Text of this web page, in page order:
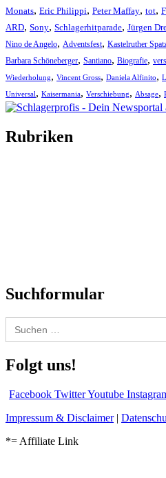
Monats, Eric Philippi, Peter Maffay, tot,
ARD, Sony, Schlagerhitparade, Jürgen
Nino de Angelo, Adventsfest, Kastelruther
Barbara Schöneberger, Santiano, Biografie,
Wiederholung, Vincent Gross, Daniela Alfinito,
Universal, Kaisermania, Verschiebung, Absage,
Rubriken
Suchformular
Search
for:
Folgt uns!
Facebook TwitterYoutube
Impressum & Disclaimer|
*= Affiliate Link